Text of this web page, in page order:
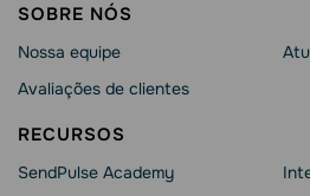
SOBRE NÓS
Nossa equipe
Avaliações de clientes
RECURSOS
SendPulse Academy